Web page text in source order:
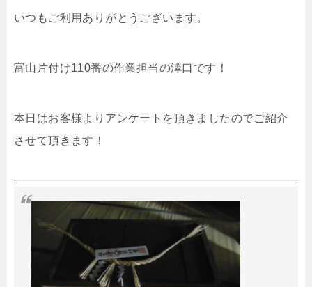
いつもご利用ありがとうございます。
富山片付け110番の作業担当の澤口です！
本日はお客様よりアンケートを頂きましたのでご紹介
させて頂きます！